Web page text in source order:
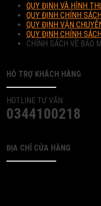
QUY ĐỊNH VÀ HÌNH
QUY ĐỊNH CHÍNH
QUY ĐỊNH VẬN
QUY ĐỊNH CHÍNH
CHÍNH SÁCH VỀ BẢO
HỖ TRỢ KHÁCH HÀNG
HOTLINE TƯ VẤN:
0344100218
ĐỊA CHỈ CỬA HÀNG